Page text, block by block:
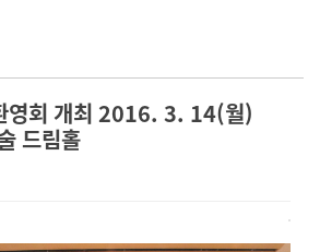
영회 개최 2016. 3. 14(월)
드림홀